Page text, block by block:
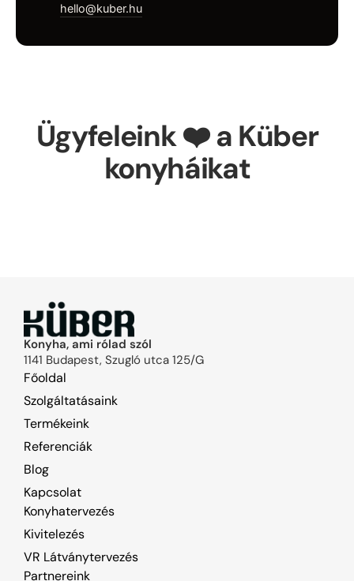
hello@kuber.hu
Ügyfeleink ❤️ a Küber
konyháikat
Konyha, ami rólad szól
1141 Budapest, Szugló utca 125/G
Főoldal
Szolgáltatásaink
Termékeink
Referenciák
Blog
Kapcsolat
Konyhatervezés
Kivitelezés
VR Látványtervezés
Partnereink